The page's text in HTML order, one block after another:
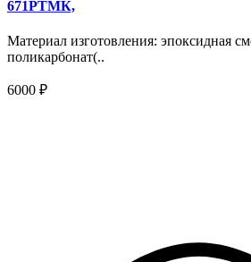
671РТМК,
Материал изготовления: эпоксидная
поликарбонат(..
6000 ₽